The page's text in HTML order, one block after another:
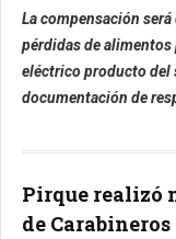
La compensación
pérdidas de
eléctrico producto del
documentación de
Pirque realizó
de